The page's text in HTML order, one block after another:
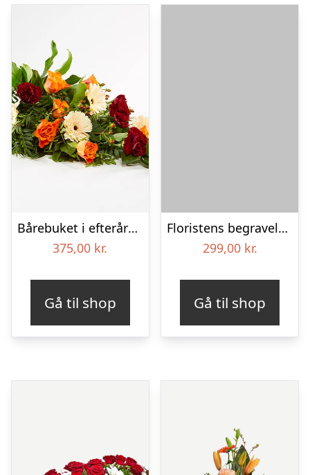
Bårebuket i efterårsstil – Blomster til begravelse
375,00 kr.
Gå til shop
Floristens begravelses­buket – Lyserøde liljer
299,00 kr.
Gå til shop